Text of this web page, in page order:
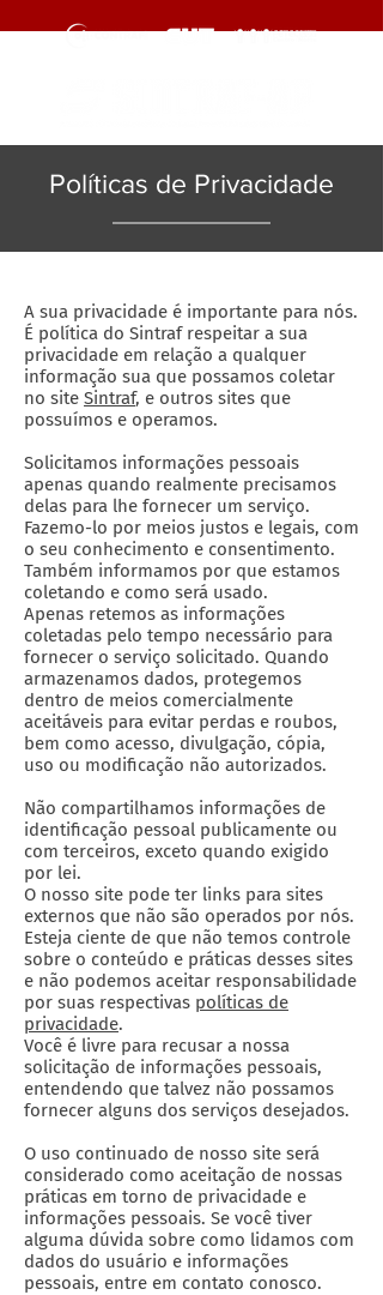
Políticas de Privacidade
A sua privacidade é importante para nós.
É política do Sintraf respeitar a sua
privacidade em relação a qualquer
informação sua que possamos coletar
no site Sintraf, e outros sites que
possuímos e operamos.
Solicitamos informações pessoais
apenas quando realmente precisamos
delas para lhe fornecer um serviço.
Fazemo-lo por meios justos e legais, com
o seu conhecimento e consentimento.
Também informamos por que estamos
coletando e como será usado.
Apenas retemos as informações
coletadas pelo tempo necessário para
fornecer o serviço solicitado. Quando
armazenamos dados, protegemos
dentro de meios comercialmente
aceitáveis ​​para evitar perdas e roubos,
bem como acesso, divulgação, cópia,
uso ou modificação não autorizados.
Não compartilhamos informações de
identificação pessoal publicamente ou
com terceiros, exceto quando exigido
por lei.
O nosso site pode ter links para sites
externos que não são operados por nós.
Esteja ciente de que não temos controle
sobre o conteúdo e práticas desses sites
e não podemos aceitar responsabilidade
por suas respectivas políticas de
privacidade.
Você é livre para recusar a nossa
solicitação de informações pessoais,
entendendo que talvez não possamos
fornecer alguns dos serviços desejados.
O uso continuado de nosso site será
considerado como aceitação de nossas
práticas em torno de privacidade e
informações pessoais. Se você tiver
alguma dúvida sobre como lidamos com
dados do usuário e informações
pessoais, entre em contato conosco.